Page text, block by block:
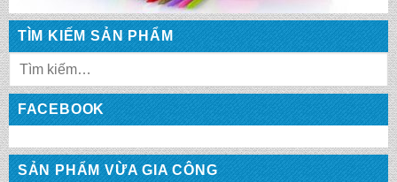
TÌM KIẾM SẢN PHẨM
FACEBOOK
SẢN PHẨM VỪA GIA CÔNG
CẶP HỌC SINH MS: TN 5016
CẶP HỌC SINH MS: TN 5015
CẶP HỌC SINH MS: TN 5014